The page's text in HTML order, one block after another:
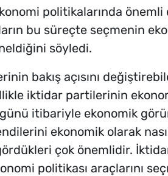
politikalarında önemli
bu süreçte seçmenin
söyledi.
bakış açısını
iktidar partilerinin
itibariyle ekonomik
ekonomik olarak
çok önemlidir.
politikası araçlarını